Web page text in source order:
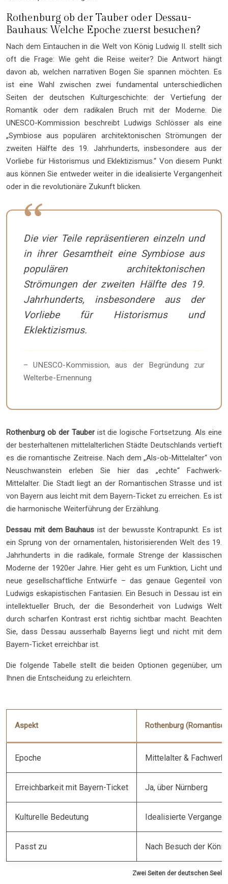
Rothenburg ob der Tauber oder Dessau-
Bauhaus: Welche Epoche zuerst besuchen?
Nach dem Eintauchen in die Welt von König Ludwig II. stellt sich
oft die Frage: Wie geht die Reise weiter? Die Antwort hängt
davon ab, welchen narrativen Bogen Sie spannen möchten. Es
ist eine Wahl zwischen zwei fundamental unterschiedlichen
Seiten der deutschen Kulturgeschichte: der Vertiefung der
Romantik oder dem radikalen Bruch mit der Moderne. Die
UNESCO-Kommission beschreibt Ludwigs Schlösser als eine
„Symbiose aus populären architektonischen Strömungen der
zweiten Hälfte des 19. Jahrhunderts, insbesondere aus der
Vorliebe für Historismus und Eklektizismus.“ Von diesem Punkt
aus können Sie entweder weiter in die idealisierte Vergangenheit
oder in die revolutionäre Zukunft blicken.
Die vier Teile repräsentieren einzeln und
in ihrer Gesamtheit eine Symbiose aus
populären architektonischen
Strömungen der zweiten Hälfte des 19.
Jahrhunderts, insbesondere aus der
Vorliebe für Historismus und
Eklektizismus.
– UNESCO-Kommission, aus der Begründung zur
Welterbe-Ernennung
Rothenburg ob der Tauberist die logische Fortsetzung. Als eine
der besterhaltenen mittelalterlichen Städte Deutschlands vertieft
es die romantische Zeitreise. Nach dem „Als-ob-Mittelalter“ von
Neuschwanstein erleben Sie hier das „echte“ Fachwerk-
Mittelalter. Die Stadt liegt an der Romantischen Strasse und ist
von Bayern aus leicht mit dem Bayern-Ticket zu erreichen. Es ist
die harmonische Weiterführung der Erzählung.
Dessau mit dem Bauhaus ist der bewusste Kontrapunkt. Es ist
ein Sprung von der ornamentalen, historisierenden Welt des 19.
Jahrhunderts in die radikale, formale Strenge der klassischen
Moderne der 1920er Jahre. Hier geht es um Funktion, Licht und
neue gesellschaftliche Entwürfe – das genaue Gegenteil von
Ludwigs eskapistischen Fantasien. Ein Besuch in Dessau ist ein
intellektueller Bruch, der die Besonderheit von Ludwigs Welt
durch scharfen Kontrast erst richtig sichtbar macht. Beachten
Sie, dass Dessau ausserhalb Bayerns liegt und nicht mit dem
Bayern-Ticket erreichbar ist.
Die folgende Tabelle stellt die beiden Optionen gegenüber, um
Ihnen die Entscheidung zu erleichtern.
Zwei Seiten der deutschen
Aspekt Rothenburg
Epoche Mittelalter & Fachwerk
Erreichbarkeit mit Bayern-Ticket Ja, über Nürnberg
Kulturelle Bedeutung Idealisierte
Passt zu Nach Besuch der